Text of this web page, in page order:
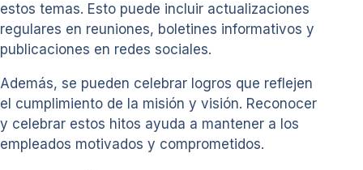
estos temas. Esto puede incluir actualizaciones
regulares en reuniones, boletines informativos y
publicaciones en redes sociales.
Además, se pueden celebrar logros que reflejen
el cumplimiento de la misión y visión. Reconocer
y celebrar estos hitos ayuda a mantener a los
empleados motivados y comprometidos.